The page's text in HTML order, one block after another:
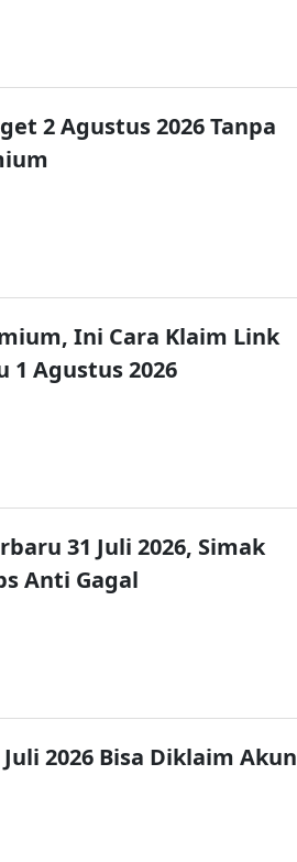
2 Agustus 2026 Tanpa
Ini Cara Klaim Link
1 Agustus 2026
31 Juli 2026, Simak
Anti Gagal
2026 Bisa Diklaim Akun